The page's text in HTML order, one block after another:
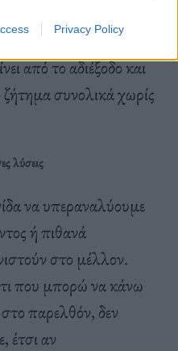
Privacy Policy
και στα χειρότερα
από το αδιέξοδο και
συνολικά χωρίς
λύσεις
να υπεραναλύουμε
ή πιθανά
στο μέλλον.
που μπορώ να κάνω
παρελθόν, δεν
έτσι αν